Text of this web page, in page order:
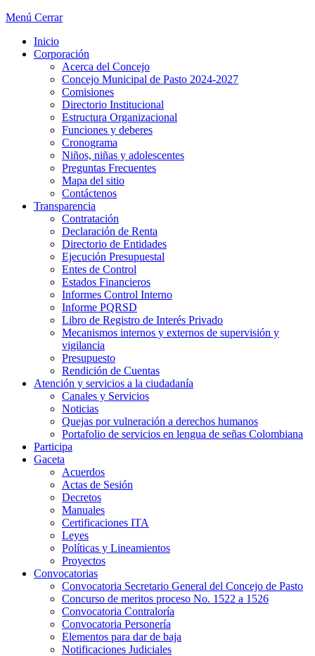
Menú Cerrar
Inicio
Corporación
Acerca del Concejo
Concejo Municipal de Pasto 2024-2027
Comisiones
Directorio Institucional
Estructura Organizacional
Funciones y deberes
Cronograma
Niños, niñas y adolescentes
Preguntas Frecuentes
Mapa del sitio
Contáctenos
Transparencia
Contratación
Declaración de Renta
Directorio de Entidades
Ejecución Presupuestal
Entes de Control
Estados Financieros
Informes Control Interno
Informe PQRSD
Libro de Registro de Interés Privado
Mecanismos internos y externos de supervisión y
vigilancia
Presupuesto
Rendición de Cuentas
Atención y servicios a la ciudadanía
Canales y Servicios
Noticias
Quejas por vulneración a derechos humanos
Portafolio de servicios en lengua de señas Colombiana
Participa
Gaceta
Acuerdos
Actas de Sesión
Decretos
Manuales
Certificaciones ITA
Leyes
Políticas y Lineamientos
Proyectos
Convocatorias
Convocatoria Secretario General del Concejo de Pasto
Concurso de meritos proceso No. 1522 a 1526
Convocatoria Contraloría
Convocatoria Personería
Elementos para dar de baja
Notificaciones Judiciales